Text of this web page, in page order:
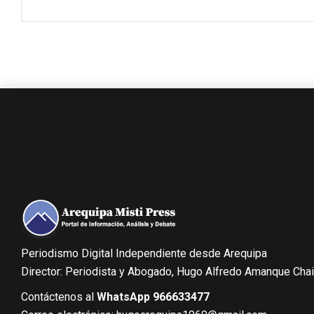
Periodismo Digital Independiente desde Arequipa
Director: Periodista y Abogado, Hugo Alfredo Amanque
Contáctenos al WhatsApp 966633477